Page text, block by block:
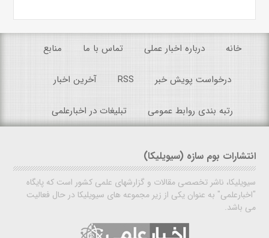
خانه درباره اخبار عملی تماس با ما منابع
درخواست پویش خبر RSS آخرین اخبار
رتبه بندی روابط عمومی تبلیغات در اخبارعلمی
انتشارات بوم سازه (سیویلیکا)
سیویلیکا، ناشر تخصصی مقالات و گزارشهای علمی کشور است که پایگاه
"اخبارعلمی" به عنوان یکی از زیر مجموعه های سیویلیکا در حال فعالیت
می باشد.